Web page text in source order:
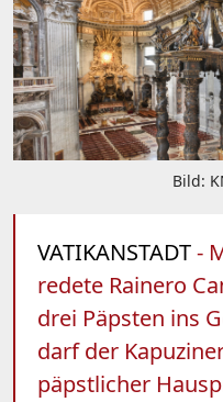
Bild:
VATIKANSTADT-
redete Rainero
drei Päpsten ins
darf der
päpstlicher